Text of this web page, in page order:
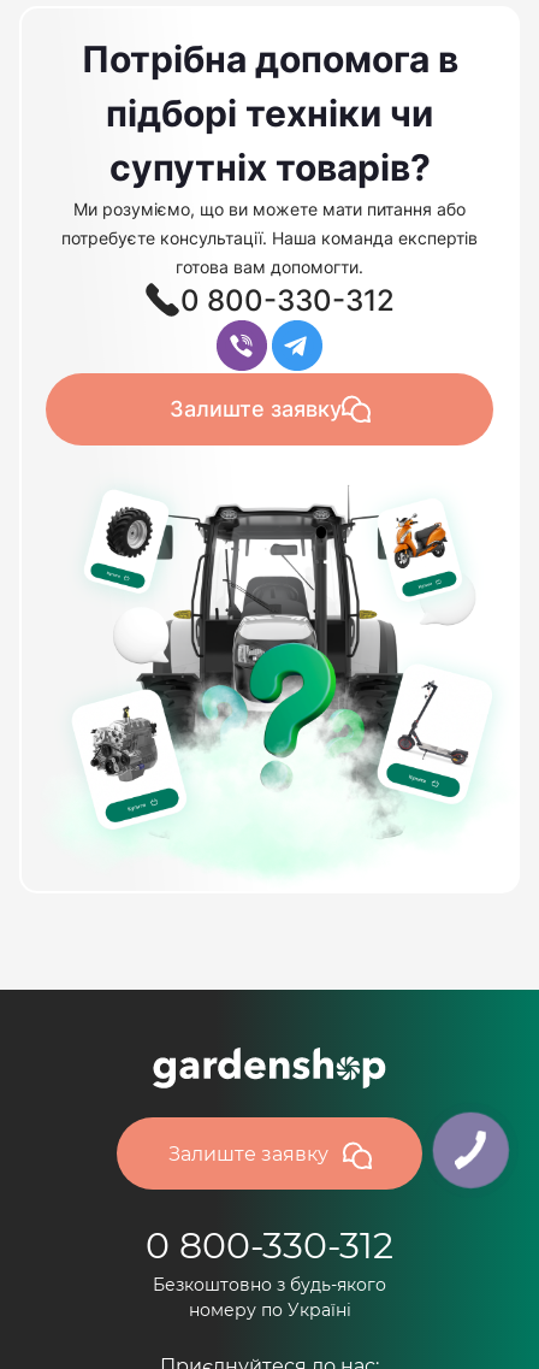
Потрібна допомога в
підборі техніки чи
супутніх товарів?
Ми розуміємо, що ви можете мати питання або
потребуєте консультації. Наша команда експертів
готова вам допомогти.
0 800-330-312
Залиште заявку
Залиште заявку
0 800-330-312
Безкоштовно з будь-якого
номеру по Україні